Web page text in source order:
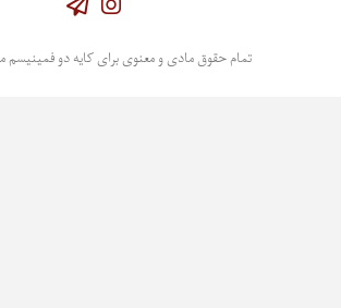
تمام حقوق مادی و معنوی برای کایه دو